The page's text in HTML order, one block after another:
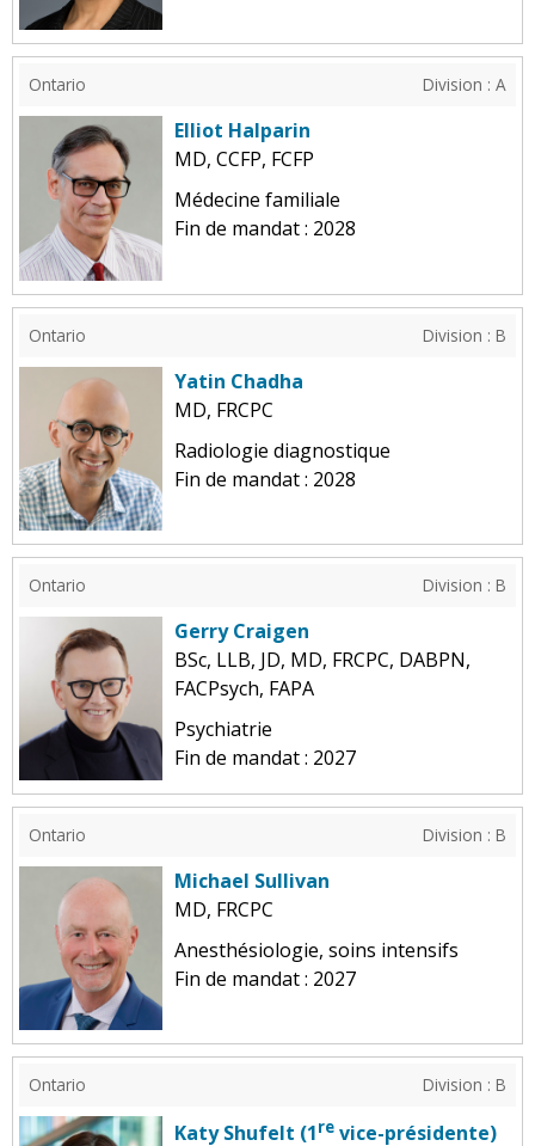
Ontario Division : A
Elliot Halparin
MD, CCFP, FCFP
Médecine familiale
Fin de mandat : 2028
Ontario Division : B
Yatin Chadha
MD, FRCPC
Radiologie diagnostique
Fin de mandat : 2028
Ontario Division : B
Gerry Craigen
BSc, LLB, JD, MD, FRCPC, DABPN,
FACPsych, FAPA
Psychiatrie
Fin de mandat : 2027
Ontario Division : B
Michael Sullivan
MD, FRCPC
Anesthésiologie, soins intensifs
Fin de mandat : 2027
Ontario Division : B
Katy Shufelt (1re vice-présidente)